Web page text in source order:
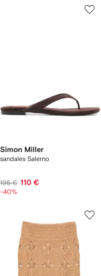
Simon Miller
sandales Salerno
195 € 110 €
-40%